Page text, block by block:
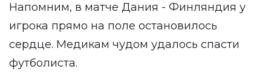
Напомним, в матче Дания - Финляндия у
игрока прямо на поле остановилось
сердце. Медикам чудом удалось спасти
футболиста.